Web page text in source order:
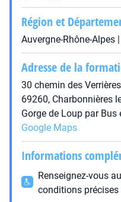
Région et
Auvergne-Rhône-Alpes
Adresse de la
30 chemin des Verrières
69260, Charbonnières
Gorge de Loup par Bus
Google Maps
Informations
Renseignez-vous
conditions précises